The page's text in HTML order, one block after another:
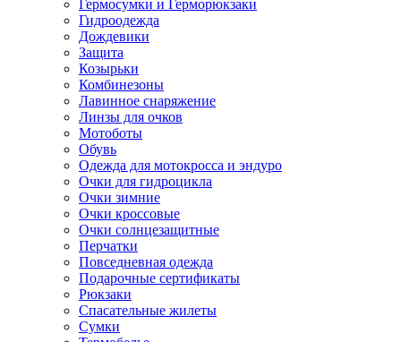
Гермосумки и Герморюкзаки
Гидроодежда
Дождевики
Защита
Козырьки
Комбинезоны
Лавинное снаряжение
Линзы для очков
Мотоботы
Обувь
Одежда для мотокросса и эндуро
Очки для гидроцикла
Очки зимние
Очки кроссовые
Очки солнцезащитные
Перчатки
Повседневная одежда
Подарочные сертификаты
Рюкзаки
Спасательные жилеты
Сумки